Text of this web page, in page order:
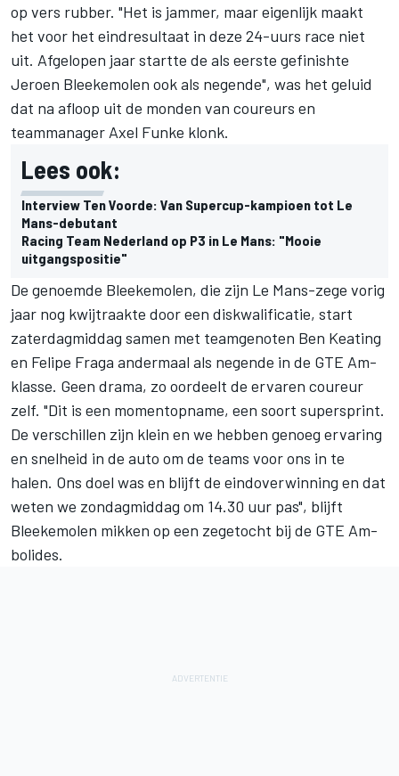
op vers rubber. "Het is jammer, maar eigenlijk maakt
het voor het eindresultaat in deze 24-uurs race niet
uit. Afgelopen jaar startte de als eerste gefinishte
Jeroen Bleekemolen ook als negende", was het geluid
dat na afloop uit de monden van coureurs en
teammanager Axel Funke klonk.
Lees ook:
Interview Ten Voorde: Van Supercup-kampioen tot Le
Mans-debutant
Racing Team Nederland op P3 in Le Mans: "Mooie
uitgangspositie"
De genoemde Bleekemolen, die zijn Le Mans-zege vorig
jaar nog kwijtraakte door een diskwalificatie, start
zaterdagmiddag samen met teamgenoten Ben Keating
en Felipe Fraga andermaal als negende in de GTE Am-
klasse. Geen drama, zo oordeelt de ervaren coureur
zelf. "Dit is een momentopname, een soort supersprint.
De verschillen zijn klein en we hebben genoeg ervaring
en snelheid in de auto om de teams voor ons in te
halen. Ons doel was en blijft de eindoverwinning en dat
weten we zondagmiddag om 14.30 uur pas", blijft
Bleekemolen mikken op een zegetocht bij de GTE Am-
bolides.